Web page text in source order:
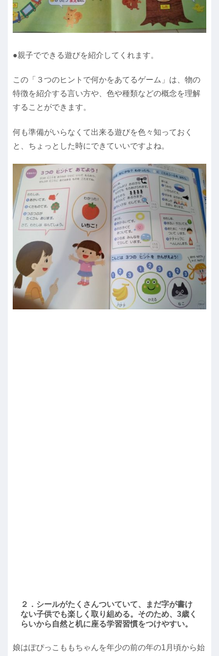
●親子でできる遊びを紹介してくれます。
この「３つのヒントで何かをあてるゲーム」は、物の
特徴を紹介する言い方や、色や種類などの概念を理解
することができます。
何も準備がいらなくて出来る遊びを色々知っておく
と、ちょっとした時にできていいですよね。
２．シールがたくさんついていて、まだ字が書け
ない子供でも楽しく取り組める。そのため、3歳く
らいから自然と机に座る学習習慣をつけやすい。
娘はぽぴっこももちゃんを年少の前の年の1月頃から始